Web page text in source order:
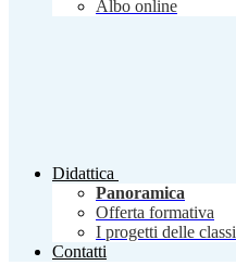
Albo online
Didattica
Panoramica
Offerta formativa
I progetti delle classi
Contatti